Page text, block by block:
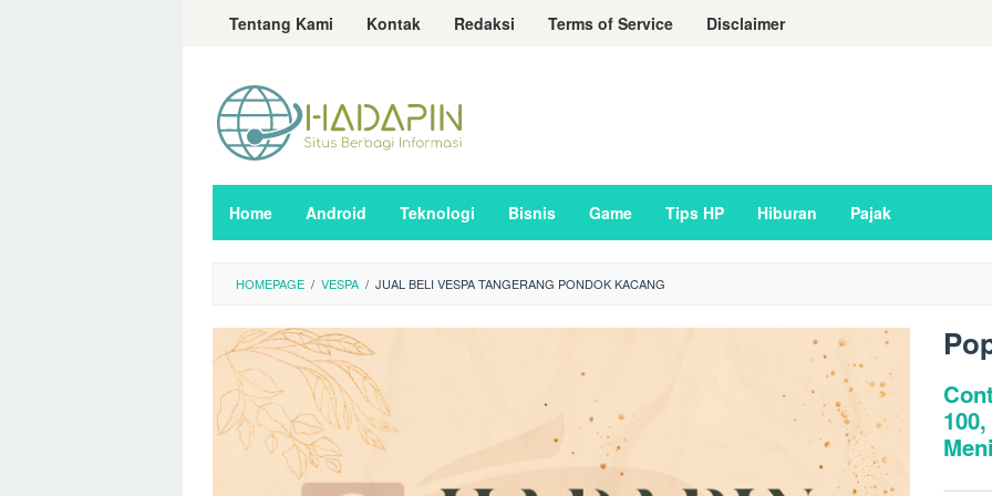
LoncatTentang Kami Kontak Redaksi Terms of Service Disclaimer
Home Android Teknologi Bisnis Game Tips HP Hiburan Pajak
HOMEPAGE / VESPA / JUAL BELI VESPA TANGERANG PONDOK KACANG